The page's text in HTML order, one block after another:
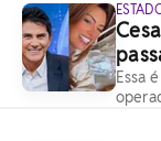
Essa